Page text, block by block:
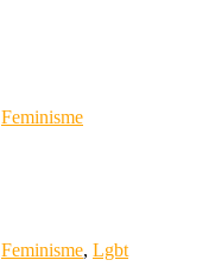
Feminisme
Feminisme, Lgbt